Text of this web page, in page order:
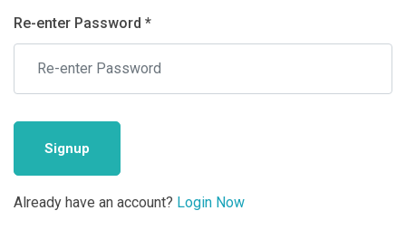
Re-enter Password *
Signup
Already have an account? Login Now